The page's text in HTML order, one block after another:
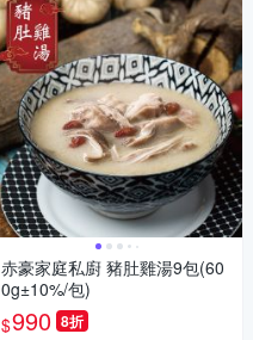
赤豪家庭私廚 豬肚雞湯9包(60
0g±10%/包)
$990 8折